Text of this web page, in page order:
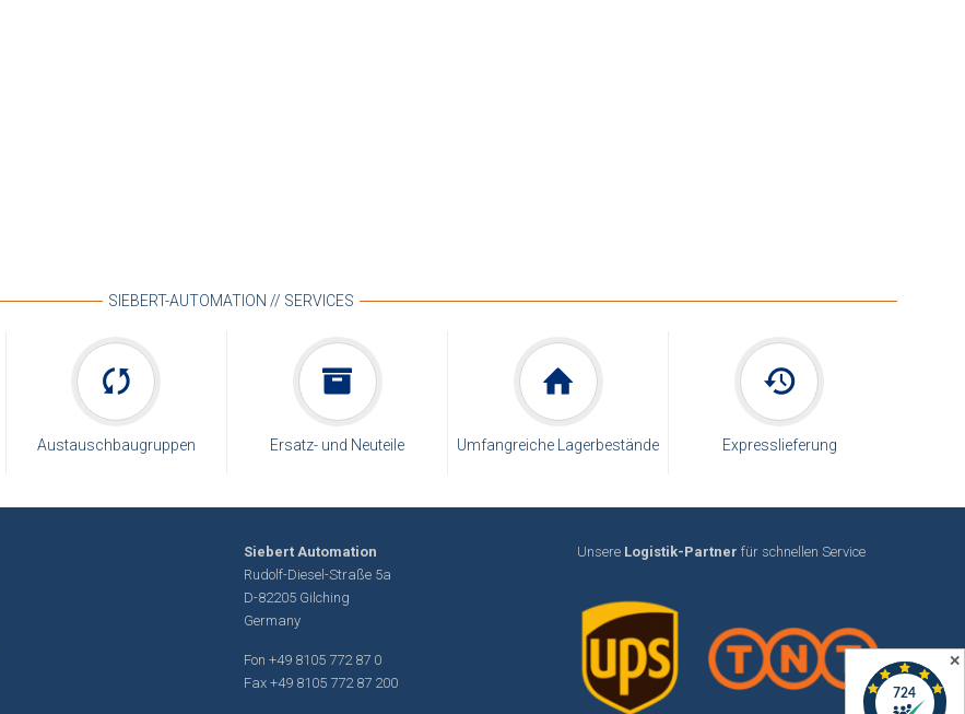
SIEBERT-AUTOMATION // SERVICES
Austauschbaugruppen Ersatz- und Neuteile Umfangreiche Lagerbestände Expresslieferung
Siebert Automation
Rudolf-Diesel-Straße 5a
D-82205 Gilching
Germany
Fon+49 8105 772 87 0
Fax +49 8105 772 87 200
Unsere Logistik-Partner für schnellen Service
✕